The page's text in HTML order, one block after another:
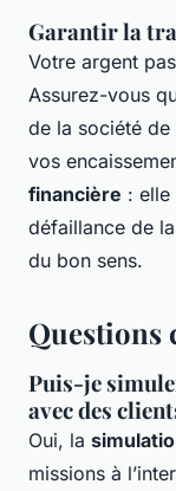
Garantir la
Votre argent
Assurez-vous
de la société
vos
financière : elle
défaillance de
du bon sens.
Questions
Puis-je
avec des
Oui, la
missions à